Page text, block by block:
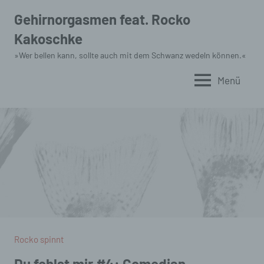
Inhalt
springen
Gehirnorgasmen feat. Rocko
Kakoschke
»Wer bellen kann, sollte auch mit dem Schwanz wedeln können.«
Menü
Rocko spinnt